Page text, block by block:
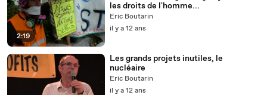
2:19
les droits de l'homme...
Eric Boutarin
il y a 12 ans
Les grands projets inutiles, le
nucléaire
Eric Boutarin
il y a 12 ans